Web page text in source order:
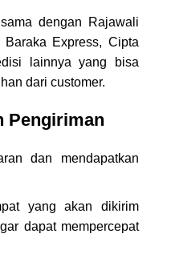
dengan Rajawali
Express, Cipta
lainnya yang bisa
dari customer.
Pengiriman
dan mendapatkan
yang akan dikirim
dapat mempercepat